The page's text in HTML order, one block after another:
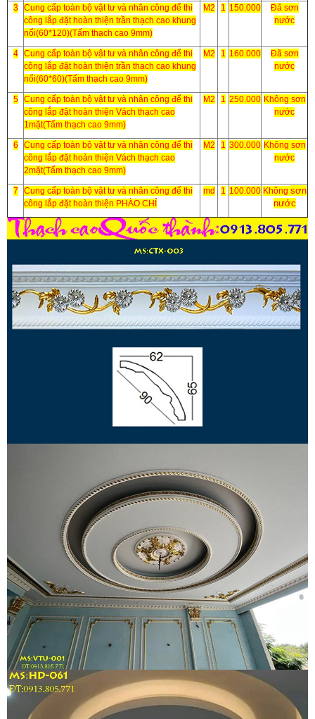
3
Cung cấp toàn bộ vật tư và nhân công để thi
công lắp đặt hoàn thiện trần thạch cao khung
nổi(60*120)(Tấm thạch cao 9mm)
M2 1 150.000
Đã sơn
nước
4
Cung cấp toàn bộ vật tư và nhân công để thi
công lắp đặt hoàn thiện trần thạch cao khung
nổi(60*60)(Tấm thạch cao 9mm)
M2 1 160.000
Đã sơn
nước
5
Cung cấp toàn bộ vật tư và nhân công để thi
công lắp đặt hoàn thiện Vách thạch cao
1mặt(Tấm thạch cao 9mm)
M2 1 250.000 Không sơn
nước
6
Cung cấp toàn bộ vật tư và nhân công để thi
công lắp đặt hoàn thiện Vách thạch cao
2mặt(Tấm thạch cao 9mm)
M2 1 300.000 Không sơn
nước
7
Cung cấp toàn bộ vật tư và nhân công để thi
công lắp đặt hoàn thiện PHÀO CHỈ
md 1 100.000 Không sơn
nước